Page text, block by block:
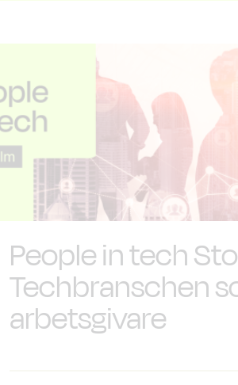
People in tech
Techbranschen
arbetsgivare